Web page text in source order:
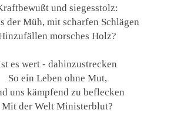
und siegesstolz:
der Müh, mit scharfen Schlägen
morsches Holz?
es wert - dahinzustrecken
So ein Leben ohne Mut,
uns kämpfend zu beflecken
Mit der Welt Ministerblut?